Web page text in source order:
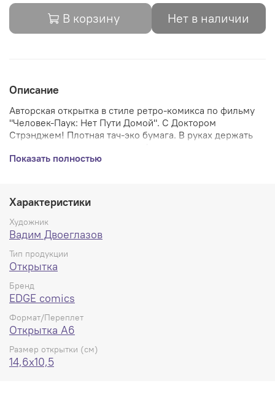
В корзину Нет в наличии
Описание
Авторская открытка в стиле ретро-комикса по фильму
"Человек-Паук: Нет Пути Домой". С Доктором
Стрэнджем! Плотная тач-эко бумага. В руках держать
Показать полностью
Характеристики
Художник
Вадим Двоеглазов
Тип продукции
Открытка
Бренд
EDGE comics
Формат/Переплет
Открытка А6
Размер открытки (см)
14,6x10,5